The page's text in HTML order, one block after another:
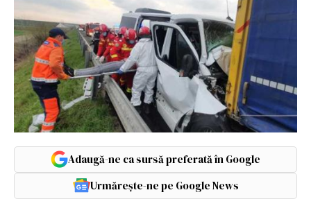
Adaugă-ne ca sursă preferată în Google
Urmărește-ne pe Google News